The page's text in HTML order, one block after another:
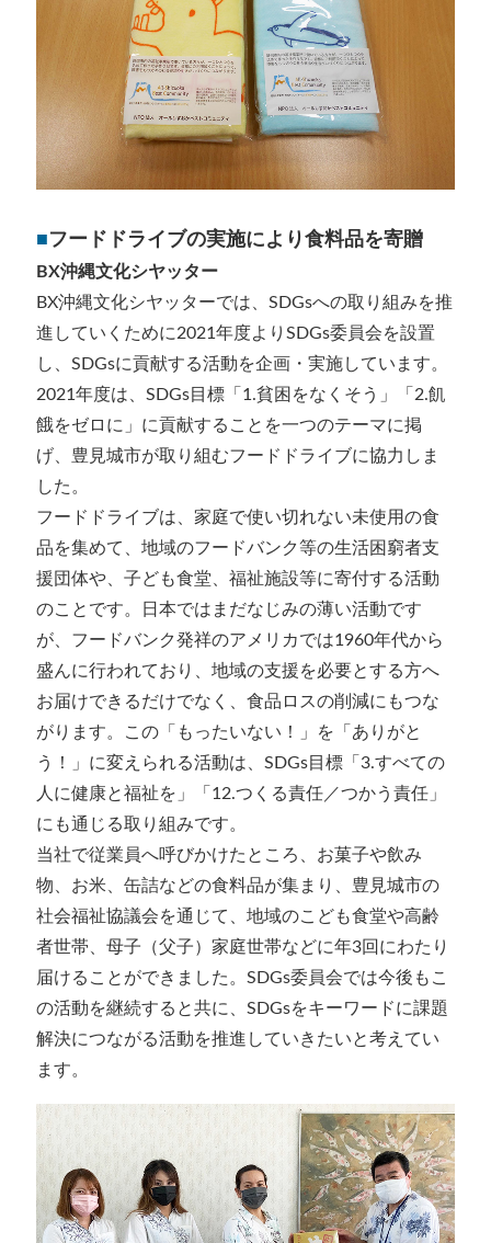
■フードドライブの実施により食料品を寄贈
BX沖縄⽂化シヤッター
BX沖縄文化シヤッターでは、SDGsへの取り組みを推
進していくために2021年度よりSDGs委員会を設置
し、SDGsに貢献する活動を企画・実施しています。
2021年度は、SDGs目標「1.貧困をなくそう」「2.飢
餓をゼロに」に貢献することを一つのテーマに掲
げ、豊見城市が取り組むフードドライブに協力しま
した。
フードドライブは、家庭で使い切れない未使用の食
品を集めて、地域のフードバンク等の生活困窮者支
援団体や、子ども食堂、福祉施設等に寄付する活動
のことです。日本ではまだなじみの薄い活動です
が、フードバンク発祥のアメリカでは1960年代から
盛んに行われており、地域の支援を必要とする方へ
お届けできるだけでなく、食品ロスの削減にもつな
がります。この「もったいない！」を「ありがと
う！」に変えられる活動は、SDGs目標「3.すべての
人に健康と福祉を」「12.つくる責任／つかう責任」
にも通じる取り組みです。
当社で従業員へ呼びかけたところ、お菓子や飲み
物、お米、缶詰などの食料品が集まり、豊見城市の
社会福祉協議会を通じて、地域のこども食堂や高齢
者世帯、母子（父子）家庭世帯などに年3回にわたり
届けることができました。SDGs委員会では今後もこ
の活動を継続すると共に、SDGsをキーワードに課題
解決につながる活動を推進していきたいと考えてい
ます。